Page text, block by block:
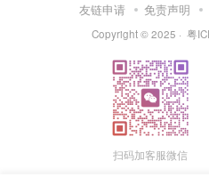
友链申请 免责声明
Copyright © 2025 · 粤
扫码加客服微信